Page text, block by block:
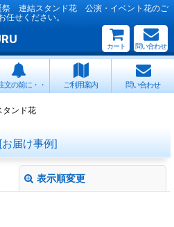
連結スタンド花 公演・イベント花のご
任せください。
カート 問い合わせ
文の前に・・ ご利用案内 問い合わせ
ンド花
[お届け事例]
表示順変更